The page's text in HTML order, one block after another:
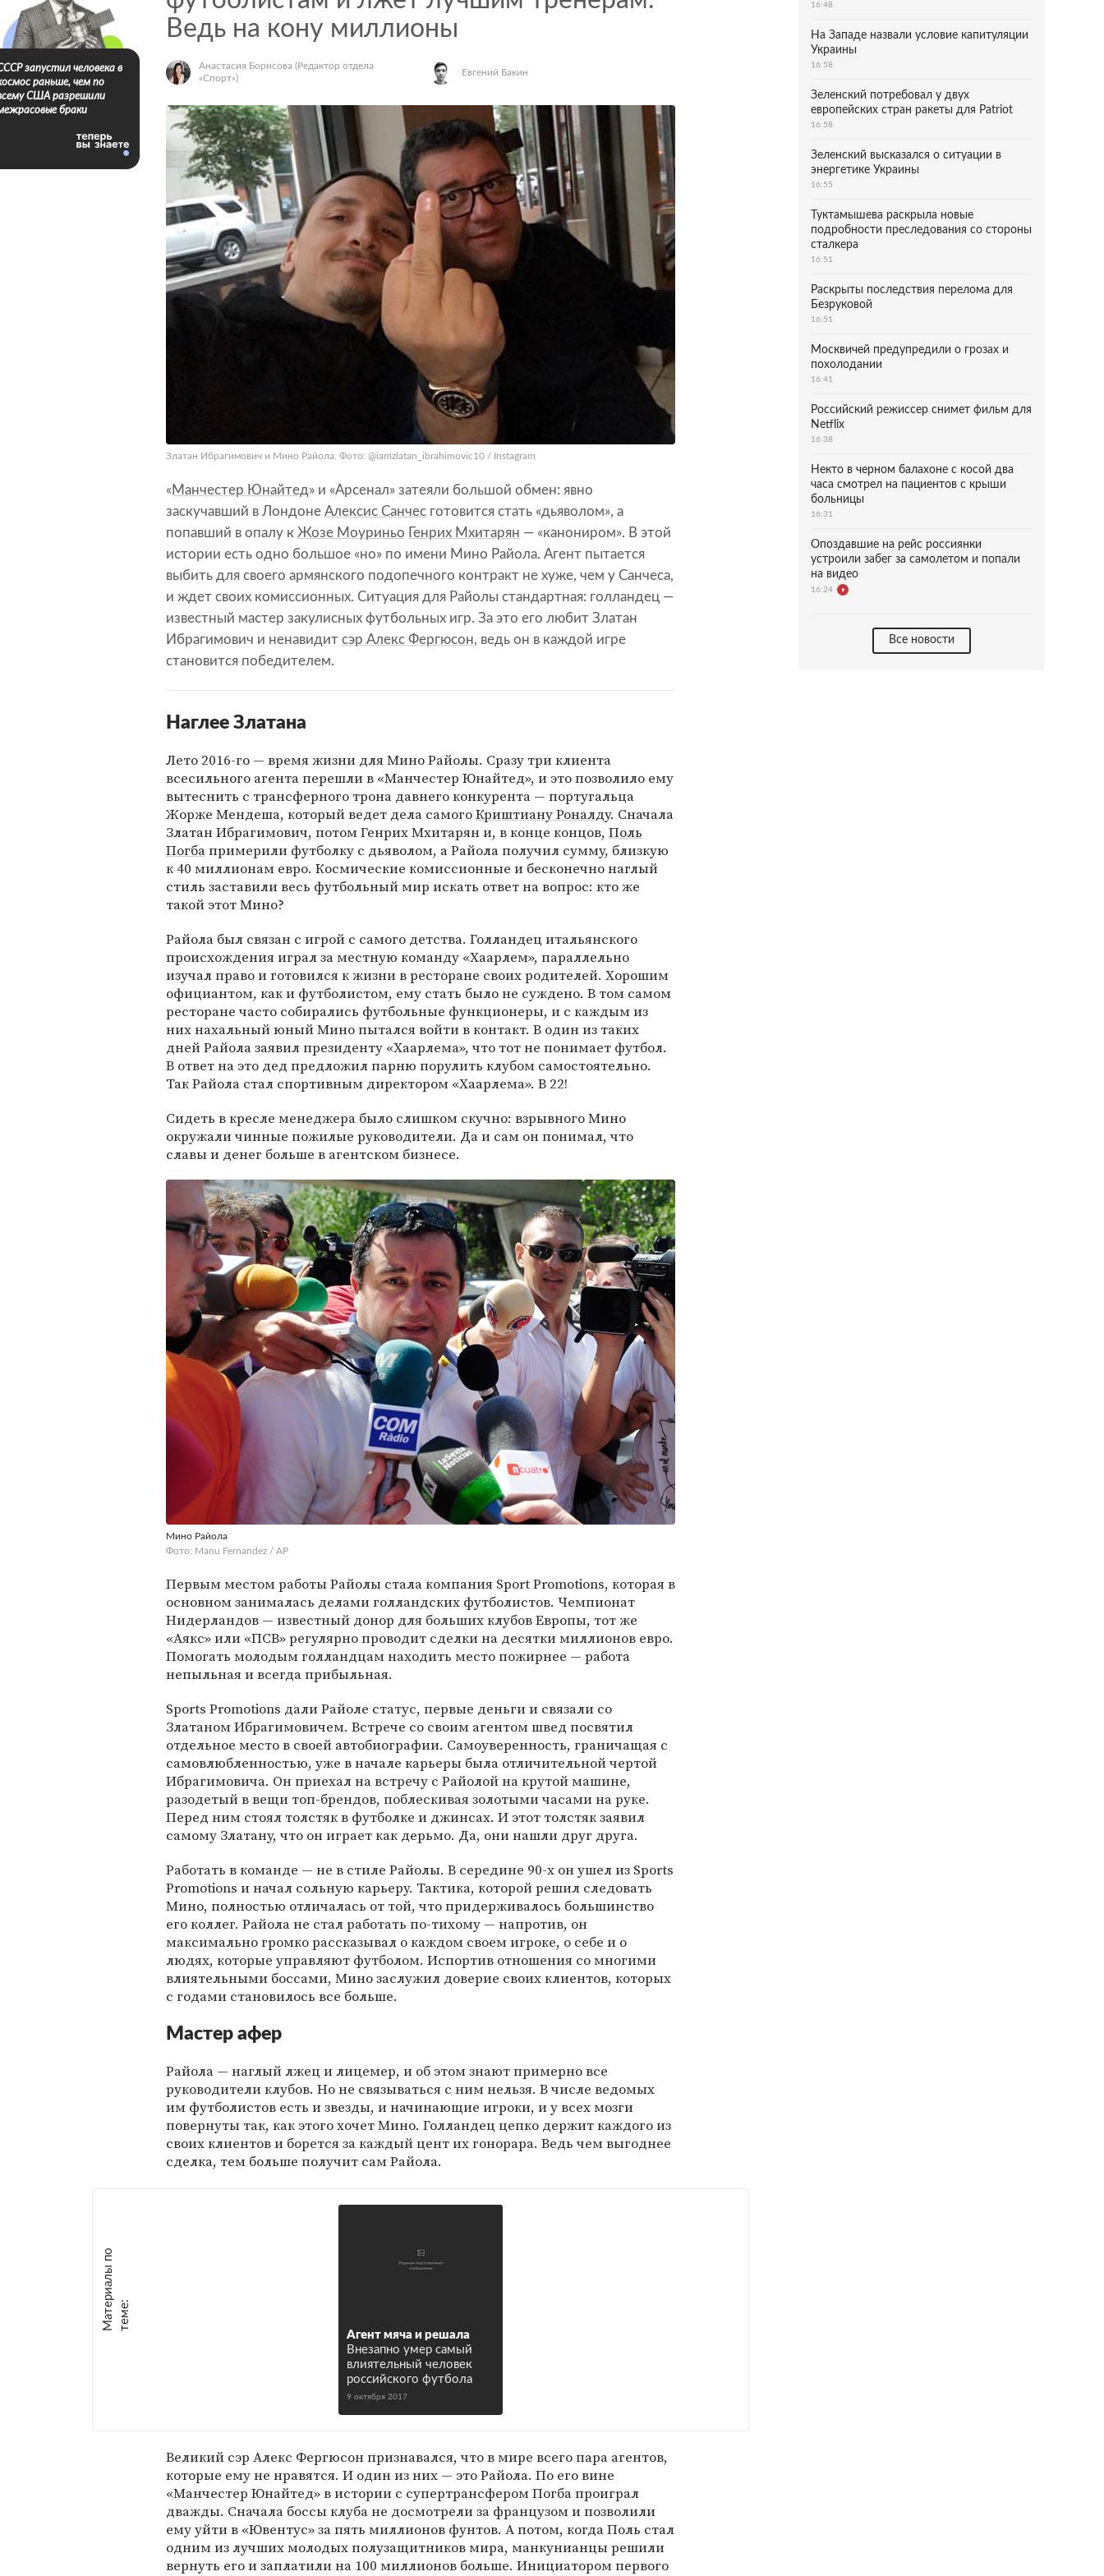
Ведь на кону миллионы
Анастасия Борисова (Редактор отдела
«Спорт»)
Евгений Бакин
Златан Ибрагимович и Мино Райола. Фото: @iamzlatan_ibrahimovic10 / Instagram
« Манчестер Юнайтед» и «Арсенал» затеяли большой обмен: явно
заскучавший в Лондоне Алексис Санчес готовится стать «дьяволом», а
попавший в опалу к Жозе Моуриньо Генрих Мхитарян — «канониром». В этой
истории есть одно большое «но» по имени Мино Райола. Агент пытается
выбить для своего армянского подопечного контракт не хуже, чем у Санчеса,
и ждет своих комиссионных. Ситуация для Райолы стандартная: голландец —
известный мастер закулисных футбольных игр. За это его любит Златан
Ибрагимович и ненавидит сэр Алекс Фергюсон, ведь он в каждой игре
становится победителем.
Наглее Златана
Лето 2016-го — время жизни для Мино Райолы. Сразу три клиента
всесильного агента перешли в «Манчестер Юнайтед», и это позволило ему
вытеснить с трансферного трона давнего конкурента — португальца
Жорже Мендеша, который ведет дела самогоКриштиану Роналду. Сначала
Златан Ибрагимович, потом Генрих Мхитарян и, в конце концов, Поль
Погбапримерили футболку с дьяволом, а Райола получил сумму, близкую
к 40 миллионам евро. Космические комиссионные и бесконечно наглый
стиль заставили весь футбольный мир искать ответ на вопрос: кто же
такой этот Мино?
Райола был связан с игрой с самого детства. Голландец итальянского
происхождения играл за местную команду «Хаарлем», параллельно
изучал право и готовился к жизни в ресторане своих родителей. Хорошим
официантом, как и футболистом, ему стать было не суждено. В том самом
ресторане часто собирались футбольные функционеры, и с каждым из
них нахальный юный Мино пытался войти в контакт. В один из таких
дней Райола заявил президенту «Хаарлема», что тот не понимает футбол.
В ответ на это дед предложил парню порулить клубом самостоятельно.
Так Райола стал спортивным директором «Хаарлема». В 22!
Сидеть в кресле менеджера было слишком скучно: взрывного Мино
окружали чинные пожилые руководители. Да и сам он понимал, что
славы и денег больше в агентском бизнесе.
Мино Райола
Фото: Manu Fernandez / AP
Первым местом работы Райолы стала компания Sport Promotions, которая в
основном занималась делами голландских футболистов. Чемпионат
Нидерландов — известный донор для больших клубов Европы, тот же
«Аякс» или «ПСВ» регулярно проводит сделки на десятки миллионов евро.
Помогать молодым голландцам находить место пожирнее — работа
непыльная и всегда прибыльная.
Sports Promotions дали Райоле статус, первые деньги и связали со
Златаном Ибрагимовичем. Встрече со своим агентом швед посвятил
отдельное место в своей автобиографии. Самоуверенность, граничащая с
самовлюбленностью, уже в начале карьеры была отличительной чертой
Ибрагимовича. Он приехал на встречу с Райолой на крутой машине,
разодетый в вещи топ-брендов, поблескивая золотыми часами на руке.
Перед ним стоял толстяк в футболке и джинсах. И этот толстяк заявил
самому Златану, что он играет как дерьмо. Да, они нашли друг друга.
Работать в команде — не в стиле Райолы. В середине 90-х он ушел из Sports
Promotions и начал сольную карьеру. Тактика, которой решил следовать
Мино, полностью отличалась от той, что придерживалось большинство
его коллег. Райола не стал работать по-тихому — напротив, он
максимально громко рассказывал о каждом своем игроке, о себе и о
людях, которые управляют футболом. Испортив отношения со многими
влиятельными боссами, Мино заслужил доверие своих клиентов, которых
с годами становилось все больше.
Мастер афер
Райола — наглый лжец и лицемер, и об этом знают примерно все
руководители клубов. Но не связываться с ним нельзя. В числе ведомых
им футболистов есть и звезды, и начинающие игроки, и у всех мозги
повернуты так, как этого хочет Мино. Голландец цепко держит каждого из
своих клиентов и борется за каждый цент их гонорара. Ведь чем выгоднее
сделка, тем больше получит сам Райола.
М
а
т е
р
и
а
л
ы
п
о
т
е
м
е :
Агент мяча и решала
Внезапно умер самый
влиятельный человек
российского футбола
9 октября 2017
Великий сэр Алекс Фергюсон признавался, что в мире всего пара агентов,
которые ему не нравятся. И один из них — это Райола. По его вине
«Манчестер Юнайтед» в истории с супертрансфером Погба проиграл
дважды. Сначала боссы клуба не досмотрели за французом и позволили
ему уйти в «Ювентус» за пять миллионов фунтов. А потом, когда Поль стал
одним из лучших молодых полузащитников мира, манкунианцы решили
вернуть его и заплатили на 100 миллионов больше. Инициатором первого
запустил человека в
раньше, чем по
США разрешили
браки
16:48
На Западе назвали условие капитуляции
Украины
16:58
Зеленский потребовал у двух
европейских стран ракеты для Patriot
16:58
Зеленский высказался о ситуации в
энергетике Украины
16:55
Туктамышева раскрыла новые
подробности преследования со стороны
сталкера
16:51
Раскрыты последствия перелома для
Безруковой
16:51
Москвичей предупредили о грозах и
похолодании
16:41
Российский режиссер снимет фильм для
Netflix
16:38
Некто в черном балахоне с косой два
часа смотрел на пациентов с крыши
больницы
16:31
Опоздавшие на рейс россиянки
устроили забег за самолетом и попали
на видео
16:24
Все новости